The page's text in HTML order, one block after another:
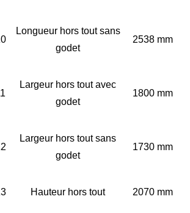
Longueur hors tout sans
godet
2538 mm
Largeur hors tout avec
godet
1800 mm
Largeur hors tout sans
godet
1730 mm
Hauteur hors tout 2070 mm